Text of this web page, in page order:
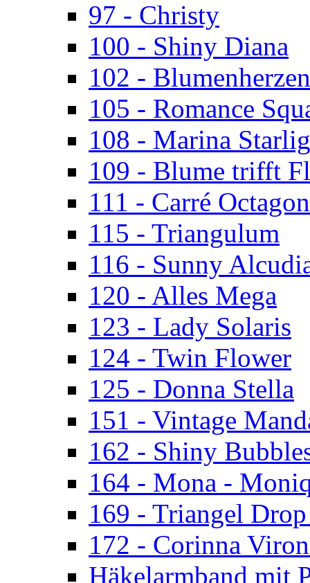
97 - Christy
100 - Shiny Diana
102 - Blumenherzen
105 - Romance
108 - Marina
109 - Blume trifft
111 - Carré Octagon
115 - Triangulum
116 - Sunny
120 - Alles Mega
123 - Lady Solaris
124 - Twin Flower
125 - Donna Stella
151 - Vintage
162 - Shiny
164 - Mona -
169 - Triangel Drop
172 - Corinna
Häkelarmband mit